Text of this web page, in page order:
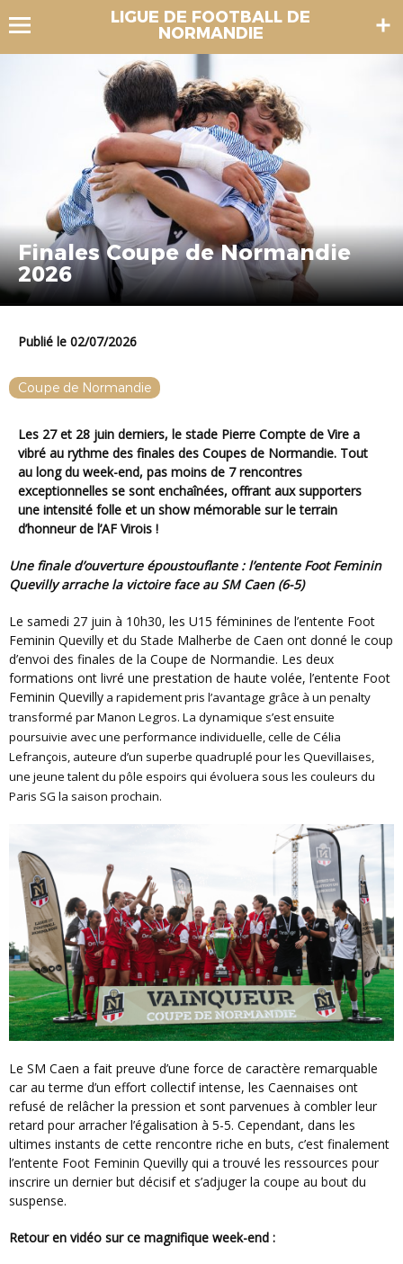
LIGUE DE FOOTBALL DE
NORMANDIE
Finales Coupe de Normandie
2026
Publié le 02/07/2026
Coupe de Normandie
Les 27 et 28 juin derniers, le stade Pierre Compte de Vire a
vibré au rythme des finales des Coupes de Normandie. Tout
au long du week-end, pas moins de 7 rencontres
exceptionnelles se sont enchaînées, offrant aux supporters
une intensité folle et un show mémorable sur le terrain
d’honneur de l’AF Virois !
Une finale d’ouverture époustouflante : l’entente Foot Feminin
Quevilly arrache la victoire face au SM Caen (6-5)
Le samedi 27 juin à 10h30, les U15 féminines de l’entente Foot
Feminin Quevilly et du Stade Malherbe de Caen ont donné le coup
d’envoi des finales de la Coupe de Normandie. Les deux
formations ont livré une prestation de haute volée, l’entente Foot
Feminin Quevilly a rapidement pris l’avantage grâce à un penalty
transformé par Manon Legros. La dynamique s’est ensuite
poursuivie avec une performance individuelle, celle de Célia
Lefrançois, auteure d’un superbe quadruplé pour les Quevillaises,
une jeune talent du pôle espoirs qui évoluera sous les couleurs du
Paris SG la saison prochain.
Le SM Caen a fait preuve d’une force de caractère remarquable
car au terme d’un effort collectif intense, les Caennaises ont
refusé de relâcher la pression et sont parvenues à combler leur
retard pour arracher l’égalisation à 5-5. Cependant, dans les
ultimes instants de cette rencontre riche en buts, c’est finalement
l’entente Foot Feminin Quevilly qui a trouvé les ressources pour
inscrire un dernier but décisif et s’adjuger la coupe au bout du
suspense.
Retour en vidéo sur ce magnifique week-end :